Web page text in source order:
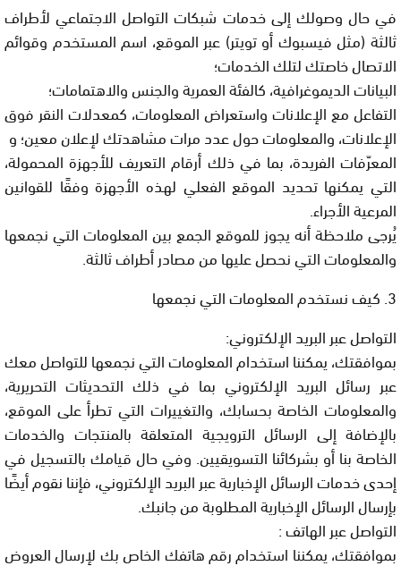
في حال وصولك إلى خدمات شبكات التواصل الاجتماعي لأطراف
ثالثة (مثل فيسبوك أو تويتر) عبر الموقع، اسم المستخدم وقوائم
الاتصال خاصتك لتلك الخدمات؛
البيانات الديموغرافية، كالفئة العمرية والجنس والاهتمامات؛
التفاعل مع الإعلانات واستعراض المعلومات، كمعدلات النقر فوق
الإعلانات، والمعلومات حول عدد مرات مشاهدتك لإعلان معين؛ و
المعرّفات الفريدة، بما في ذلك أرقام التعريف للأجهزة المحمولة،
التي يمكنها تحديد الموقع الفعلي لهذه الأجهزة وفقًا للقوانين
المرعية الأجراء.
يُرجى ملاحظة أنه يجوز للموقع الجمع بين المعلومات التي نجمعها
والمعلومات التي نحصل عليها من مصادر أطراف ثالثة.
3. كيف نستخدم المعلومات التي نجمعها
التواصل عبر البريد الإلكتروني:
بموافقتك، يمكننا استخدام المعلومات التي نجمعها للتواصل معك
عبر رسائل البريد الإلكتروني بما في ذلك التحديثات التحريرية،
والمعلومات الخاصة بحسابك، والتغييرات التي تطرأ على الموقع،
بالإضافة إلى الرسائل الترويجية المتعلقة بالمنتجات والخدمات
الخاصة بنا أو بشركائنا التسويقيين. وفي حال قيامك بالتسجيل في
إحدى خدمات الرسائل الإخبارية عبر البريد الإلكتروني، فإننا نقوم أيضًا
بإرسال الرسائل الإخبارية المطلوبة من جانبك.
التواصل عبر الهاتف :
بموافقتك، يمكننا استخدام رقم هاتفك الخاص بك لإرسال العروض